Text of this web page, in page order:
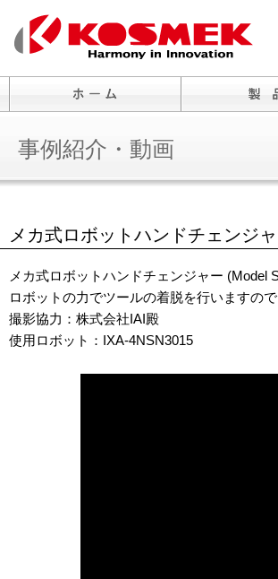
事例紹介・動画
メカ式ロボットハンドチェンジ
メカ式ロボットハンドチェンジャー
ロボットの力でツールの着脱を行いますの
撮影協力：株式会社IAI殿
使用ロボット：IXA-4NSN3015